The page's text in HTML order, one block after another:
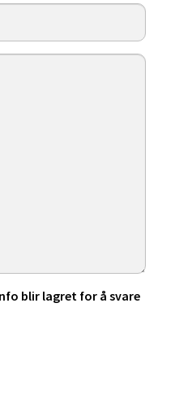
blir lagret for å svare